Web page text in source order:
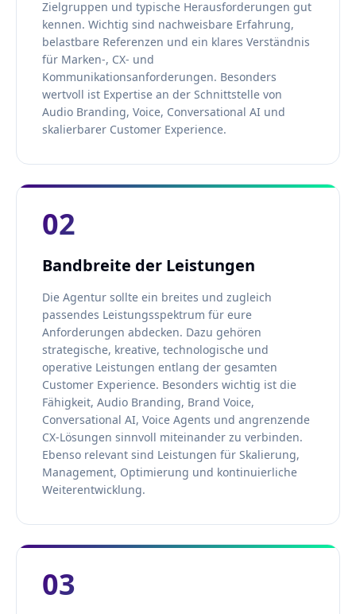
Zielgruppen und typische Herausforderungen gut
kennen. Wichtig sind nachweisbare Erfahrung,
belastbare Referenzen und ein klares Verständnis
für Marken-, CX- und
Kommunikationsanforderungen. Besonders
wertvoll ist Expertise an der Schnittstelle von
Audio Branding, Voice, Conversational AI und
skalierbarer Customer Experience.
02
Bandbreite der Leistungen
Die Agentur sollte ein breites und zugleich
passendes Leistungsspektrum für eure
Anforderungen abdecken. Dazu gehören
strategische, kreative, technologische und
operative Leistungen entlang der gesamten
Customer Experience. Besonders wichtig ist die
Fähigkeit, Audio Branding, Brand Voice,
Conversational AI, Voice Agents und angrenzende
CX-Lösungen sinnvoll miteinander zu verbinden.
Ebenso relevant sind Leistungen für Skalierung,
Management, Optimierung und kontinuierliche
Weiterentwicklung.
03